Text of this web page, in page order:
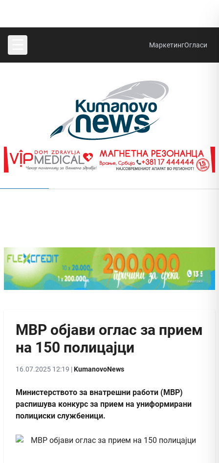
МаркетингОгласи
МВР објави оглас за прием
на 150 полицајци
16.07.2025 12:19 |KumanovoNews
Министерството за внатрешни работи (МВР)
распишува конкурс за прием на униформирани
полициски службеници.